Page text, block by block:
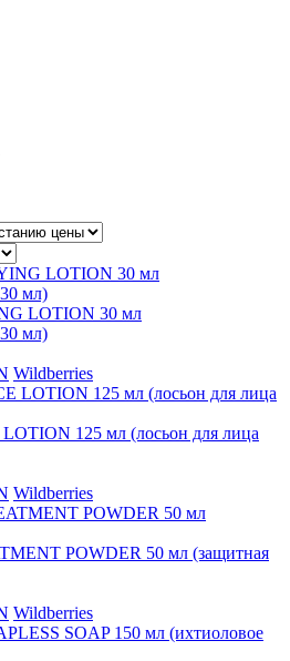
LOTION 30 мл
мл)
Wildberries
125 мл (лосьон для лица
Wildberries
POWDER 50 мл (защитная
Wildberries